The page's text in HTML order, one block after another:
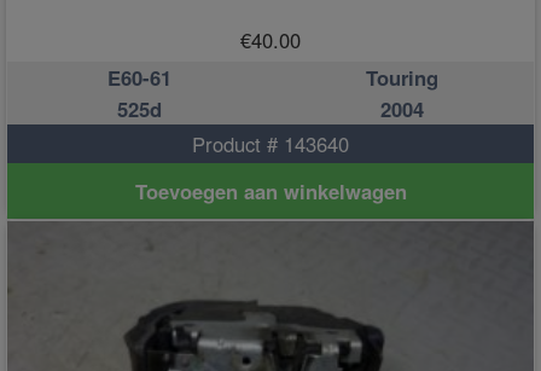
€40.00
E60-61
Touring
525d
2004
Product # 143640
Toevoegen aan winkelwagen